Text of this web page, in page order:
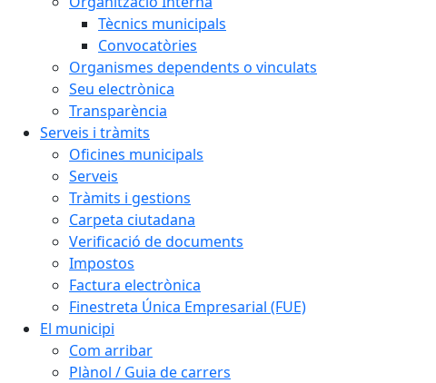
Tècnics municipals
Convocatòries
Organismes dependents o vinculats
Seu electrònica
Transparència
Serveis i tràmits
Oficines municipals
Serveis
Tràmits i gestions
Carpeta ciutadana
Verificació de documents
Impostos
Factura electrònica
Finestreta Única Empresarial (FUE)
El municipi
Com arribar
Plànol / Guia de carrers